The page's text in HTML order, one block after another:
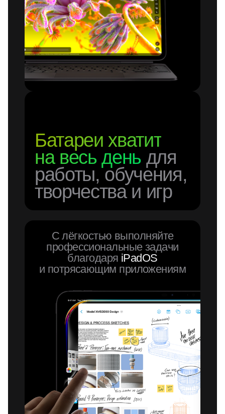
Батареи хватит
на весь день для
работы, обучения,
творчества и игр
С лёгкостью выполняйте
профессиональные задачи
благодаря iPadOS
и потрясающим приложениям